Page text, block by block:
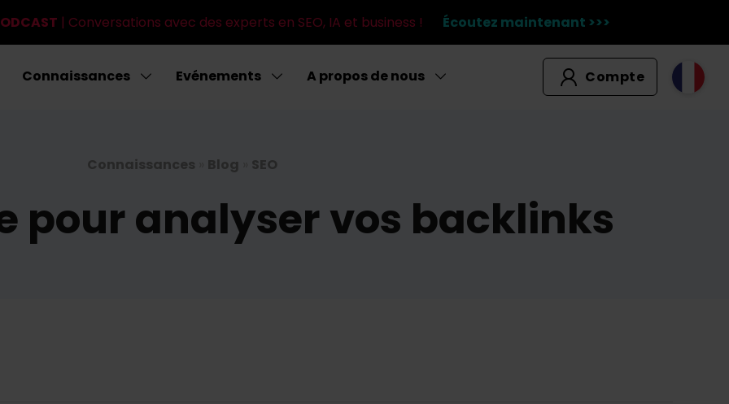
| Conversations avec des experts en SEO, IA et business ! Écoutez maintenant >>>
Connaissances Evénements A propos de nous Compte
Connaissances Blog SEO
pour analyser vos backlinks